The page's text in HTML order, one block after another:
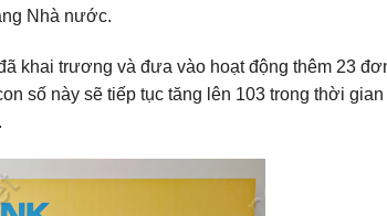
Nhà nước.
khai trương và đưa vào hoạt động thêm 23
số này sẽ tiếp tục tăng lên 103 trong thời